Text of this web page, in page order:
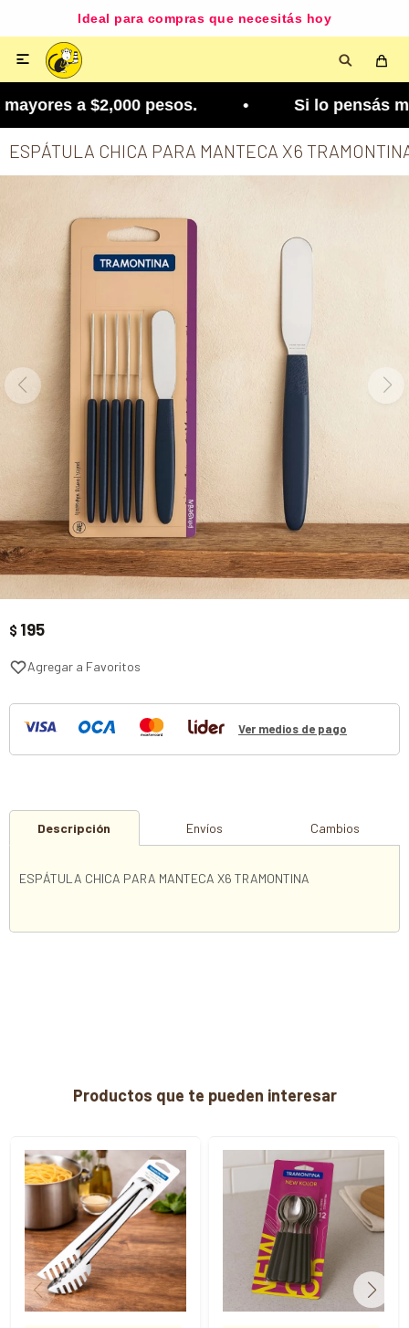
Ideal para compras que necesitás hoy

a $2,000 pesos. • Si lo pensás
ESPÁTULA CHICA PARA MANTECA X6
$ 195
Ver medios de pago
Descripción Envíos Cambios
ESPÁTULA CHICA PARA MANTECA X6 TRAMONTINA
Productos que te pueden interesar